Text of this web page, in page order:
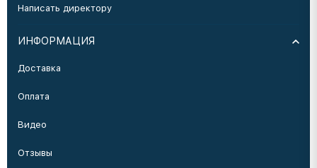
Написать директору
ИНФОРМАЦИЯ
Доставка
Оплата
Видео
Отзывы